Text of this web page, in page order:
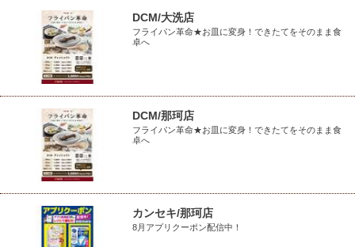
DCM/大洗店
フライパン革命★お皿に変身！できたてをそのまま食
卓へ
DCM/那珂店
フライパン革命★お皿に変身！できたてをそのまま食
卓へ
カンセキ/那珂店
8月アプリクーポン配信中！